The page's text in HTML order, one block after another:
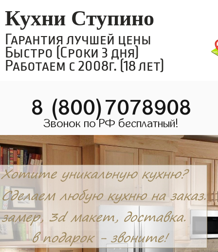
Кухни Ступино
Гарантия лучшей цены
Быстро (Сроки 3 дня)
Работаем с 2008г. (18 лет)
8 (800)7078908
Звонок по РФ бесплатный!